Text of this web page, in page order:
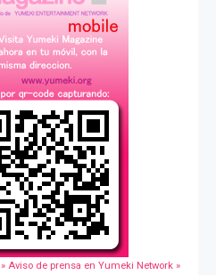
» Aviso de prensa en Yumeki Network »